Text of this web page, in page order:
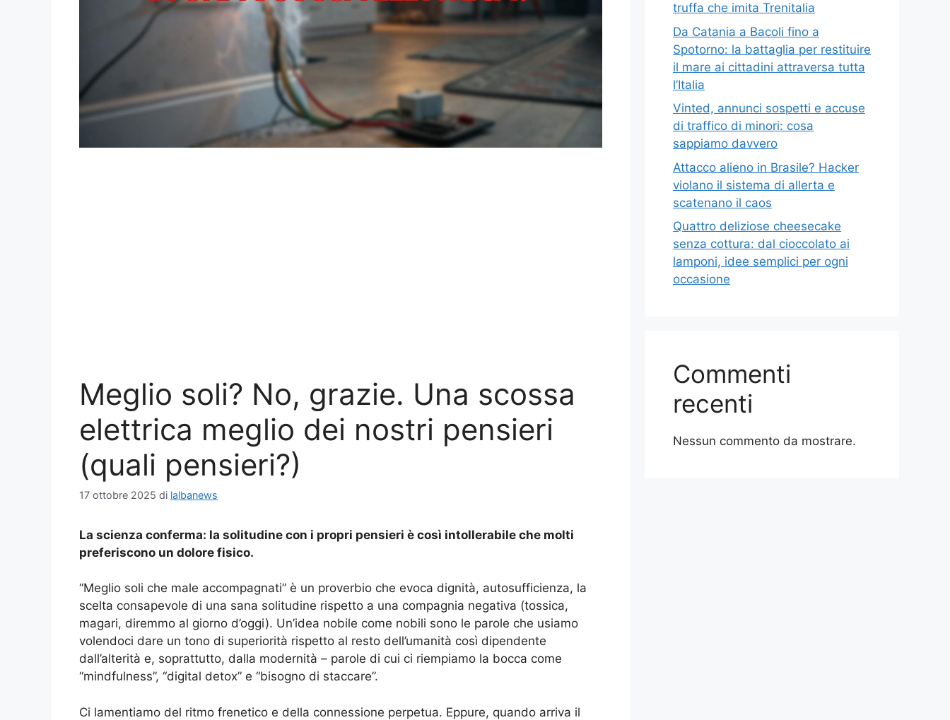
Meglio soli? No, grazie. Una scossa
elettrica meglio dei nostri pensieri
(quali pensieri?)
17 ottobre 2025 di lalbanews
La scienza conferma: la solitudine con i propri pensieri è così intollerabile che molti
preferiscono un dolore fisico.
“Meglio soli che male accompagnati” è un proverbio che evoca dignità, autosufficienza, la
scelta consapevole di una sana solitudine rispetto a una compagnia negativa (tossica,
magari, diremmo al giorno d’oggi). Un’idea nobile come nobili sono le parole che usiamo
volendoci dare un tono di superiorità rispetto al resto dell’umanità così dipendente
dall’alterità e, soprattutto, dalla modernità – parole di cui ci riempiamo la bocca come
“mindfulness”, “digital detox” e “bisogno di staccare”.
Ci lamentiamo del ritmo frenetico e della connessione perpetua. Eppure, quando arriva il
truffa che imita Trenitalia
Da Catania a Bacoli fino a
Spotorno: la battaglia per restituire
il mare ai cittadini attraversa tutta
l’Italia
Vinted, annunci sospetti e accuse
di traffico di minori: cosa
sappiamo davvero
Attacco alieno in Brasile? Hacker
violano il sistema di allerta e
scatenano il caos
Quattro deliziose cheesecake
senza cottura: dal cioccolato ai
lamponi, idee semplici per ogni
occasione
Commenti
recenti
Nessun commento da mostrare.